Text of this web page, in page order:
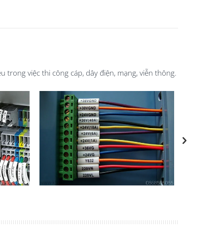
việc thi công cáp, dây điện, mạng, viễn thông.